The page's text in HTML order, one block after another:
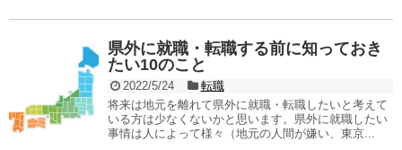
県外に就職・転職する前に知っておき
たい10のこと
2022/5/24
転職
将来は地元を離れて県外に就職・転職したいと考えて
いる方は少なくないかと思います。県外に就職したい
事情は人によって様々（地元の人間が嫌い、東京...